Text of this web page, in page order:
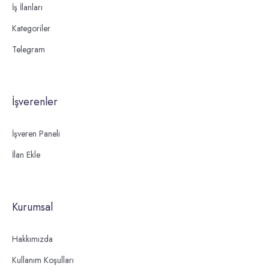
İş İlanları
Kategoriler
Telegram
İşverenler
İşveren Paneli
İlan Ekle
Kurumsal
Hakkımızda
Kullanım Koşulları